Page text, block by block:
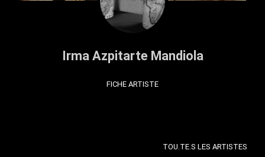
Irma Azpitarte Mandiola
FICHE ARTISTE
TOU.TE.S LES ARTISTES